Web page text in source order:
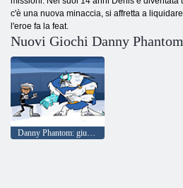
c'è una nuova minaccia, si affretta a
l'eroe fa la feat.
Nuovi Giochi Danny Phantom
Danny Phantom: giungla urbana Rumble